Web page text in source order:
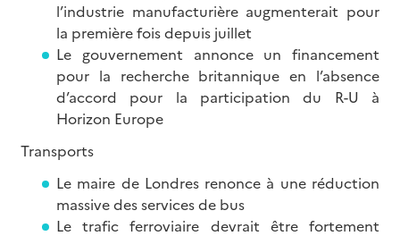
l’industrie manufacturière augmenterait pour
la première fois depuis juillet
Le gouvernement annonce un financement
pour la recherche britannique en l’absence
d’accord pour la participation du R-U à
Horizon Europe
Transports
Le maire de Londres renonce à une réduction
massive des services de bus
Le trafic ferroviaire devrait être fortement